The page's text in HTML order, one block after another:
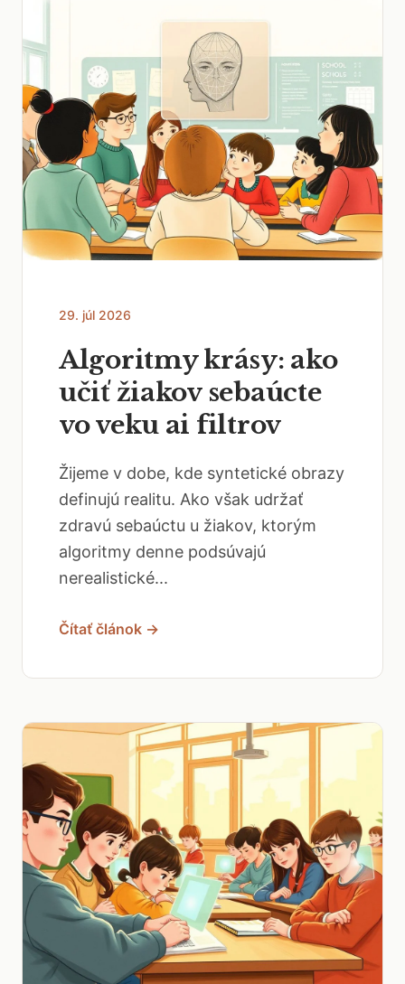
29. júl 2026
Algoritmy krásy: ako
učiť žiakov sebaúcte
vo veku ai filtrov
Žijeme v dobe, kde syntetické obrazy
definujú realitu. Ako však udržať
zdravú sebaúctu u žiakov, ktorým
algoritmy denne podsúvajú
nerealistické...
Čítať článok →